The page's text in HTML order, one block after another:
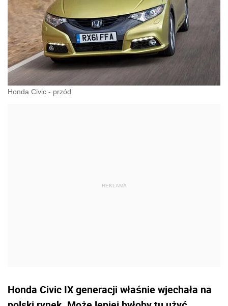
Honda Civic - przód
Honda Civic IX generacji właśnie wjechała na